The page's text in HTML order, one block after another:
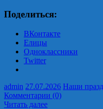
Поделиться:
ВКонтакте
Елицы
Одноклассники
Twitter
admin 27.07.2026 Наши
Комментарии (0)
Читать далее